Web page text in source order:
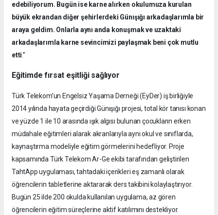
edebiliyorum. Bugün ise karne alırken okulumuza kurulan
büyük ekrandan diğer şehirlerdeki Günışığı arkadaşlarımla bir
araya geldim. Onlarla aynı anda konuşmak ve uzaktaki
arkadaşlarımla karne sevincimizi paylaşmak beni çok mutlu
etti.”
Eğitimde fırsat eşitliği sağlıyor
Türk Telekom’un Engelsiz Yaşama Derneği (EyDer) iş birliğiyle
2014 yılında hayata geçirdiği Günışığı projesi, total kör tanısı konan
ve yüzde 1 ile 10 arasında ışık algısı bulunan çocukların erken
müdahale eğitimleri alarak akranlarıyla aynı okul ve sınıflarda,
kaynaştırma modeliyle eğitim görmelerini hedefliyor. Proje
kapsamında Türk Telekom Ar-Ge ekibi tarafından geliştirilen
TahtApp uygulaması, tahtadaki içerikleri eş zamanlı olarak
öğrencilerin tabletlerine aktararak ders takibini kolaylaştırıyor.
Bugün 25 ilde 200 okulda kullanılan uygulama, az gören
öğrencilerin eğitim süreçlerine aktif katılımını destekliyor.